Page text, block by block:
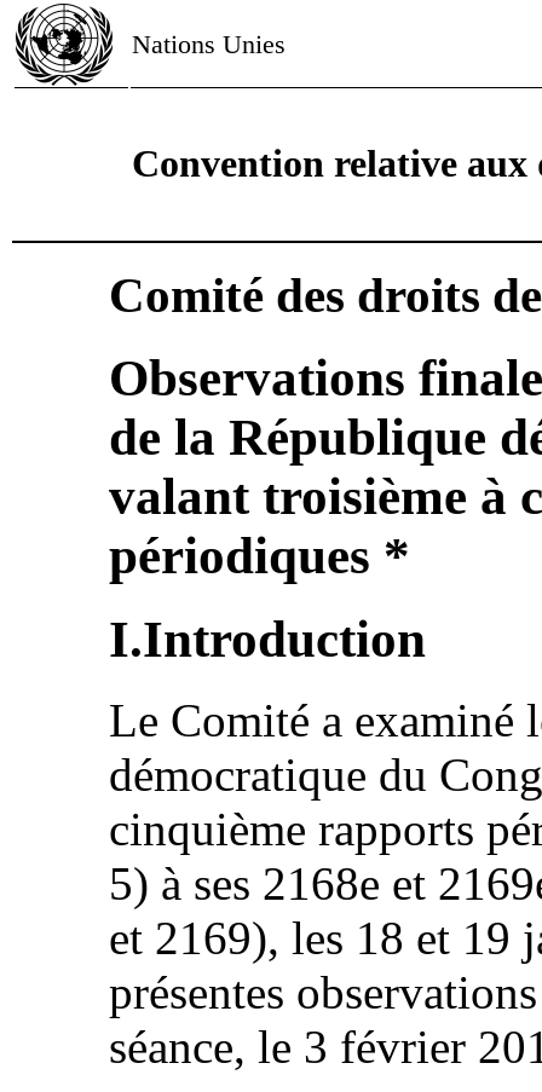
Nations Unies
Convention relative aux
Comité des droits
Observations
de la République
valant troisième à
périodiques *
I.Introduction
Le Comité a examiné
démocratique du
cinquième rapports
5) à ses 2168e et
et 2169), les 18 et 19
présentes
séance, le 3 février